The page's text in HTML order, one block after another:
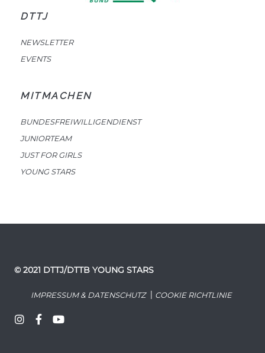
DTTJ
NEWSLETTER
EVENTS
MITMACHEN
BUNDESFREIWILLIGENDIENST
JUNIORTEAM
JUST FOR GIRLS
YOUNG STARS
© 2021 DTTJ/DTTB YOUNG STARS
IMPRESSUM & DATENSCHUTZ| COOKIE RICHTLINIE